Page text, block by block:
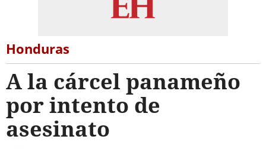
Honduras
A la cárcel panameño
por intento de
asesinato